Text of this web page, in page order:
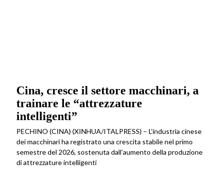
Cina, cresce il settore macchinari, a
trainare le “attrezzature
intelligenti”
PECHINO (CINA) (XINHUA/ITALPRESS) – L’industria cinese
dei macchinari ha registrato una crescita stabile nel primo
semestre del 2026, sostenuta dall’aumento della produzione
di attrezzature intelligenti